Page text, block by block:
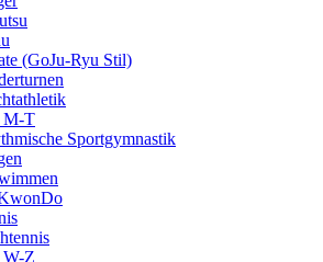
(GoJu-Ryu Stil)
M-T
Sportgymnastik
W-Z